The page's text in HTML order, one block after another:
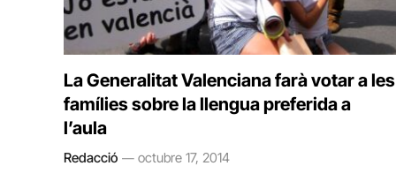
La Generalitat Valenciana farà votar a les
famílies sobre la llengua preferida a
l’aula
Redacció octubre 17, 2014